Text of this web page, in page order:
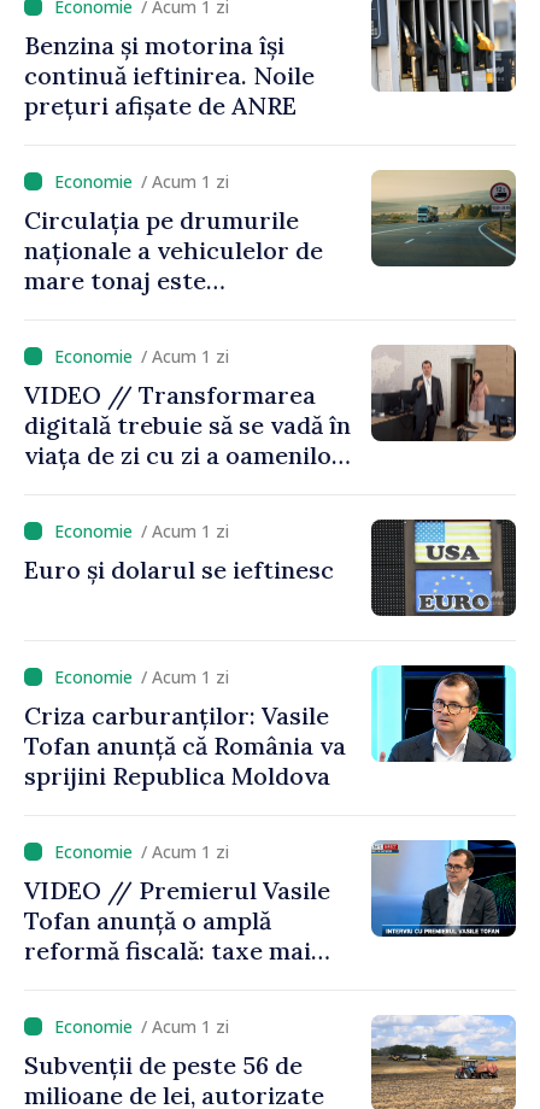
/ Acum 1 zi
Benzina și motorina își
continuă ieftinirea. Noile
prețuri afișate de ANRE
/ Acum 1 zi
Circulația pe drumurile
naționale a vehiculelor de
mare tonaj este
caniculă
/ Acum 1 zi
VIDEO // Transformarea
digitală trebuie să se vadă în
viața de zi cu zi a oamenilor
funcționează economia:
premierul Vasile Tofan, în
vizită la AGE
/ Acum 1 zi
Euro și dolarul se ieftinesc
/ Acum 1 zi
Criza carburanților: Vasile
Tofan anunță că România va
sprijini Republica Moldova
/ Acum 1 zi
VIDEO // Premierul Vasile
Tofan anunță o amplă
reformă fiscală: taxe mai
mari pentru bănci, tutun și
jocurile de noroc
/ Acum 1 zi
Subvenții de peste 56 de
milioane de lei, autorizate